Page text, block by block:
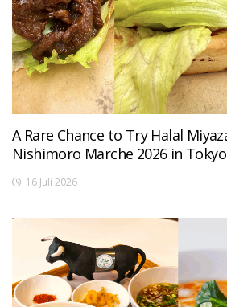
A Rare Chance to Try Halal
Nishimoro Marche 2026 in Tokyo
16 Juli 2026